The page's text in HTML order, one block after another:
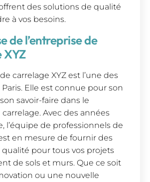
des solutions de qualité
à vos besoins.
de l’entreprise de
XYZ
carrelage XYZ est l’une des
Elle est connue pour son
savoir-faire dans le
Avec des années
l’équipe de professionnels de
en mesure de fournir des
pour tous vos projets
de sols et murs. Que ce soit
ou une nouvelle